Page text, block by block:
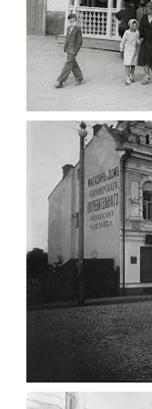
ПАВІЛЬЙОН
ФОТО